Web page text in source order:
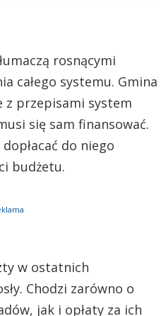
rosnącymi
całego systemu. Gmina
z przepisami system
się sam finansować.
do niego
budżetu.
w ostatnich
Chodzi zarówno o
jak i opłaty za ich